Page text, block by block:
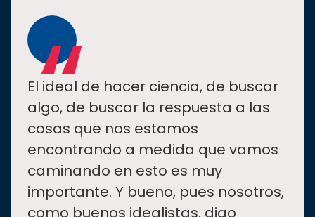
“
El ideal de hacer ciencia, de buscar
algo, de buscar la respuesta a las
cosas que nos estamos
encontrando a medida que vamos
caminando en esto es muy
importante. Y bueno, pues nosotros,
como buenos idealistas, digo